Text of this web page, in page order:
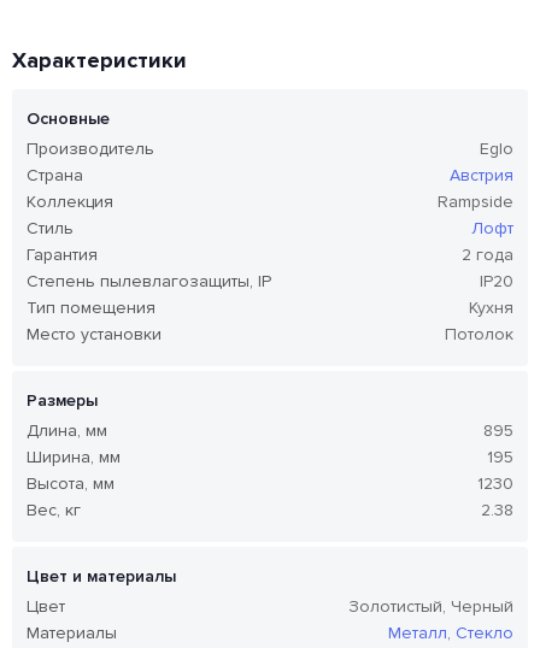
Характеристики
Основные
Производитель
Eglo
Страна
Австрия
Коллекция
Rampside
Стиль
Лофт
Гарантия
2 года
Степень пылевлагозащиты, IP
IP20
Тип помещения
Кухня
Место установки
Потолок
Размеры
Длина, мм
895
Ширина, мм
195
Высота, мм
1230
Вес, кг
2.38
Цвет и материалы
Цвет
Золотистый, Черный
Материалы
Металл, Стекло